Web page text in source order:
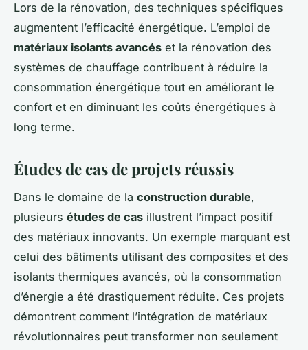
Lors de la rénovation, des techniques spécifiques
augmentent l’efficacité énergétique. L’emploi de
matériaux isolants avancés et la rénovation des
systèmes de chauffage contribuent à réduire la
consommation énergétique tout en améliorant le
confort et en diminuant les coûts énergétiques à
long terme.
Études de cas de projets réussis
Dans le domaine de la construction durable,
plusieurs études de cas illustrent l’impact positif
des matériaux innovants. Un exemple marquant est
celui des bâtiments utilisant des composites et des
isolants thermiques avancés, où la consommation
d’énergie a été drastiquement réduite. Ces projets
démontrent comment l’intégration de matériaux
révolutionnaires peut transformer non seulement